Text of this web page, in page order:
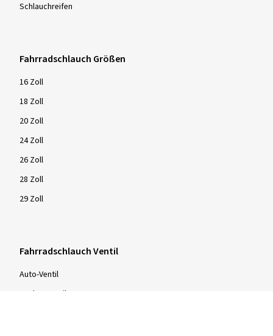
Schlauchreifen
Fahrradschlauch Größen
16 Zoll
18 Zoll
20 Zoll
24 Zoll
26 Zoll
28 Zoll
29 Zoll
Fahrradschlauch Ventil
Auto-Ventil
Dunlop-Ventil